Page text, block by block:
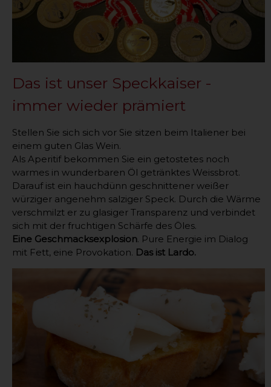
Das ist unser Speckkaiser -
immer wieder prämiert
Stellen Sie sich sich vor Sie sitzen beim Italiener bei
einem guten Glas Wein.
Als Aperitif bekommen Sie ein getostetes noch
warmes in wunderbaren Öl getränktes Weissbrot.
Darauf ist ein hauchdünn geschnittener weißer
würziger angenehm salziger Speck. Durch die Wärme
verschmilzt er zu glasiger Transparenz und verbindet
sich mit der fruchtigen Schärfe des Öles.
Eine Geschmacksexplosion. Pure Energie im Dialog
mit Fett, eine Provokation. Das ist Lardo.